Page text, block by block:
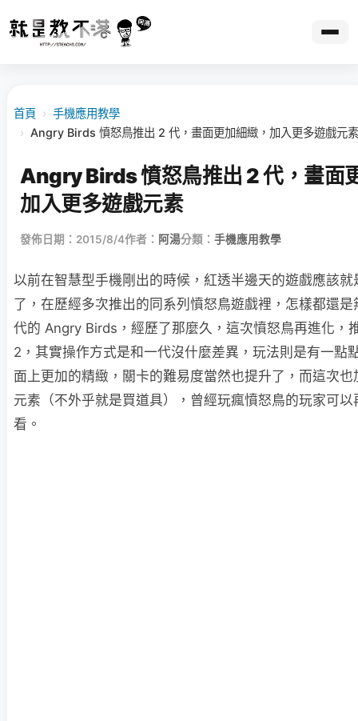
首頁 › 手機應用教學
› Angry Birds 憤怒鳥推出 2 代，畫面更加細緻，加入更多遊戲元素
Angry Birds 憤怒鳥推出 2 代，畫面
加入更多遊戲元素
發佈日期：2015/8/4作者： 阿湯分類： 手機應用教學
以前在智慧型手機剛出的時候，紅透半邊天的遊戲應該就
了，在歷經多次推出的同系列憤怒鳥遊戲裡，怎樣都還
代的 Angry Birds，經歷了那麼久，這次憤怒鳥再進化，
2，其實操作方式是和一代沒什麼差異，玩法則是有一點
面上更加的精緻，關卡的難易度當然也提升了，而這次
元素（不外乎就是買道具），曾經玩瘋憤怒鳥的玩家可以
看。